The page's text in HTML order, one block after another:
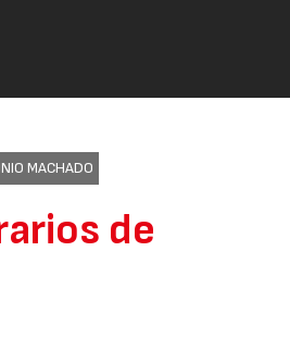
MACHADO
de